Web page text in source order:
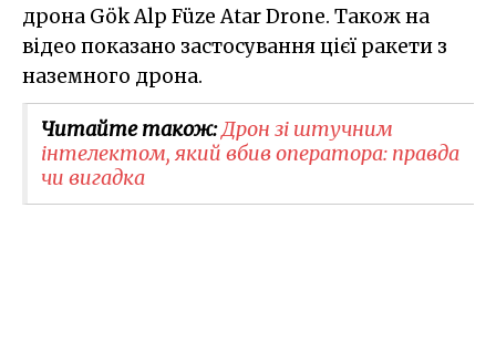
дрона Gök Alp Füze Atar Drone. Також на
відео показано застосування цієї ракети з
наземного дрона.
Читайте також:Дрон зі штучним
інтелектом, який вбив оператора: правда
чи вигадка